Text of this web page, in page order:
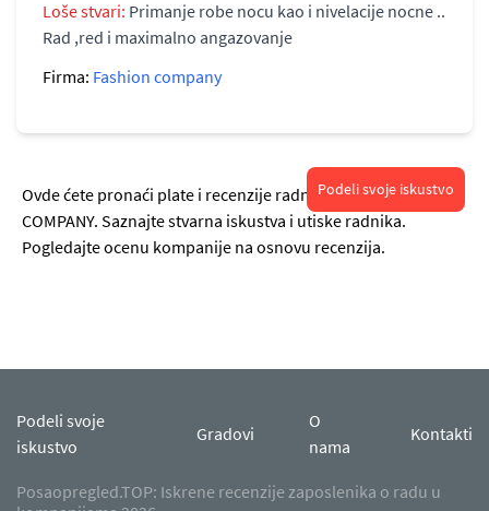
Loše stvari: Primanje robe nocu kao i nivelacije nocne ..
Rad ,red i maximalno angazovanje
Firma: Fashion company
Ovde ćete pronaći plate i recenzije radnika o radu u FASHION
COMPANY. Saznajte stvarna iskustva i utiske radnika.
Pogledajte ocenu kompanije na osnovu recenzija.
Podeli svoje iskustvo
Podeli svoje
iskustvo
Gradovi
O
nama
Kontakti
Posaopregled.TOP: Iskrene recenzije zaposlenika o radu u